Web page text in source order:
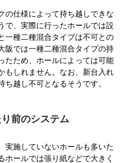
の仕様によって持ち越しできな
で、実際に行ったホールでは設
一種二種混合タイプは不可との
阪では一種二種混合タイプの持
たため、ホールによっては可能
もしれません。なお、新台入れ
ち越し不可となるそうです。
前のシステム
実施していないホールも多いた
ホールでは張り紙などで大きく